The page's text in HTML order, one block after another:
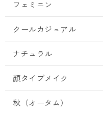
フェミニン
クールカジュアル
ナチュラル
顔タイプメイク
秋（オータム）